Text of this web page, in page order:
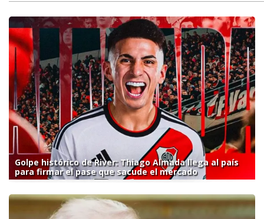
Golpe histórico de River: Thiago Almada llega al país
para firmar el pase que sacude el mercado